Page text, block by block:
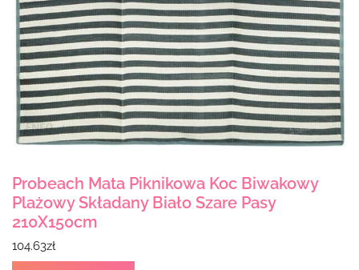
Probeach Mata Piknikowa Koc Biwakowy
Plażowy Składany Biało Szare Pasy
210X150cm
104.63zł